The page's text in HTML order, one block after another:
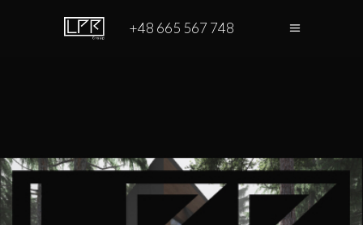
+48 665 567 748